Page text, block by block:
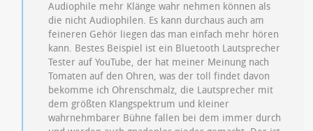
Audiophile mehr Klänge wahr nehmen können als
die nicht Audiophilen. Es kann durchaus auch am
feineren Gehör liegen das man einfach mehr hören
kann. Bestes Beispiel ist ein Bluetooth Lautsprecher
Tester auf YouTube, der hat meiner Meinung nach
Tomaten auf den Ohren, was der toll findet davon
bekomme ich Ohrenschmalz, die Lautsprecher mit
dem größten Klangspektrum und kleiner
wahrnehmbarer Bühne fallen bei dem immer durch